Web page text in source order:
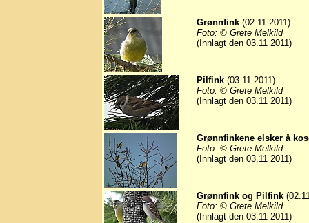
Grønnfink (02.11 2011)
Foto: © Grete Melkild
(Innlagt den 03.11 2011)
Pilfink (03.11 2011)
Foto: © Grete Melkild
(Innlagt den 03.11 2011)
Grønnfinkene elsker å
Foto: © Grete Melkild
(Innlagt den 03.11 2011)
Grønnfink og Pilfink
Foto: © Grete Melkild
(Innlagt den 03.11 2011)